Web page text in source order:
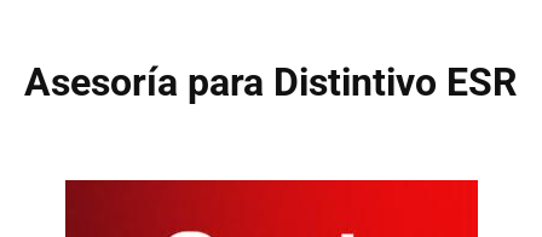
Asesoría para Distintivo ESR